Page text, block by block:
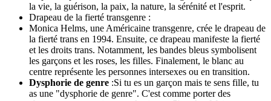
la vie, la guérison, la paix, la nature, la sérénité et l'esprit.
Drapeau de la fierté transgenre :
Monica Helms, une Américaine transgenre, crée le drapeau de
la fierté trans en 1994. Ensuite, ce drapeau manifeste la fierté
et les droits trans. Notamment, les bandes bleus symbolisent
les garçons et les roses, les filles. Finalement, le blanc au
centre représente les personnes intersexes ou en transition.
Dysphorie de genre :Si tu es un garçon mais te sens fille, tu
as une "dysphorie de genre". C'est comme porter des